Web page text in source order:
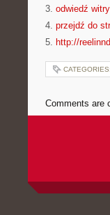
3. odwiedź
4. przejdź do
5. http://
CATEGORIES:
Comments are